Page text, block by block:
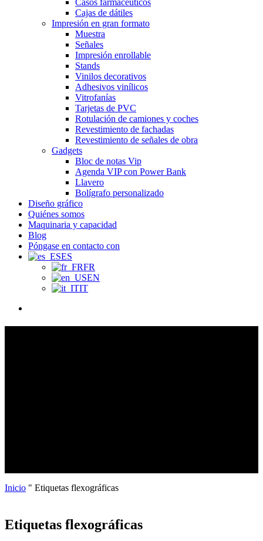
Casos farmacéuticos
Cajas de dátiles
Impresión en gran formato
Muestra
Señales
Impresión enrollable
Stands
Vinilos decorativos
Adhesivos vinílicos
Vitrofanías
Tarjetas de PVC
Rotulación de camiones y coches
Revestimiento de fachadas
Revestimiento de señales de obra
Gadgets
Bloc de notas Vip
Agenda VIP con Power Bank
Llavero
Bolígrafo personalizado
Diseño gráfico
Quiénes somos
Maquinaria y capacidad
Blog
Póngase en contacto con
ES
FR
EN
IT
Inicio " Etiquetas flexográficas
Etiquetas flexográficas